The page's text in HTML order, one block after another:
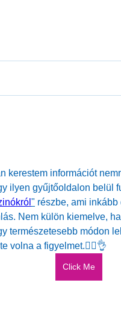
kerestem információt
ilyen gyűjtőoldalon belül
" részbe, ami
Nem külön kiemelve,
természetesebb módon
volna a figyelmet.😶‍🌫️👌
Click Me